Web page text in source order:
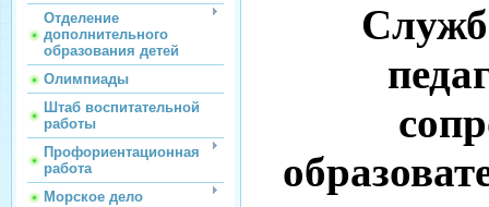
Отделение
дополнительного
образования детей
Олимпиады
Штаб воспитательной
работы
Профориентационная
работа
Морское дело